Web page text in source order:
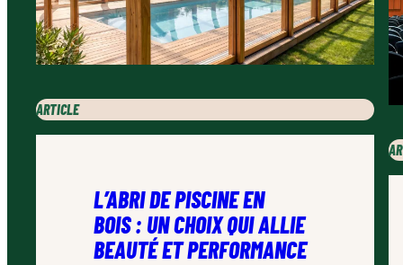
ARTICLE
L’ABRI DE PISCINE EN
BOIS : UN CHOIX QUI ALLIE
BEAUTÉ ET PERFORMANCE